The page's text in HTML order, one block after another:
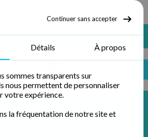
Continuer sans accepter
Détails À propos
sommes transparents sur
nous permettent de personnaliser
votre expérience.
la fréquentation de notre site et